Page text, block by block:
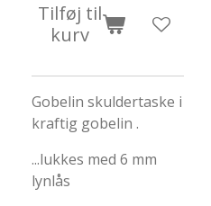
Tilføj til
kurv
Gobelin skuldertaske i
kraftig gobelin .
...lukkes med 6 mm
lynlås